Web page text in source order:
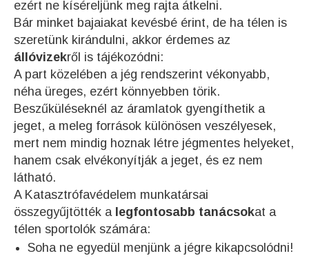
ezért ne kíséreljünk meg rajta átkelni.
Bár minket bajaiakat kevésbé érint, de ha télen is
szeretünk kirándulni, akkor érdemes az
állóvizekről is tájékozódni:
A part közelében a jég rendszerint vékonyabb,
néha üreges, ezért könnyebben törik.
Beszűküléseknél az áramlatok gyengíthetik a
jeget, a meleg források különösen veszélyesek,
mert nem mindig hoznak létre jégmentes helyeket,
hanem csak elvékonyítják a jeget, és ez nem
látható.
A Katasztrófavédelem munkatársai
összegyűjtötték a legfontosabb tanácsokat a
télen sportolók számára:
Soha ne egyedül menjünk a jégre kikapcsolódni!